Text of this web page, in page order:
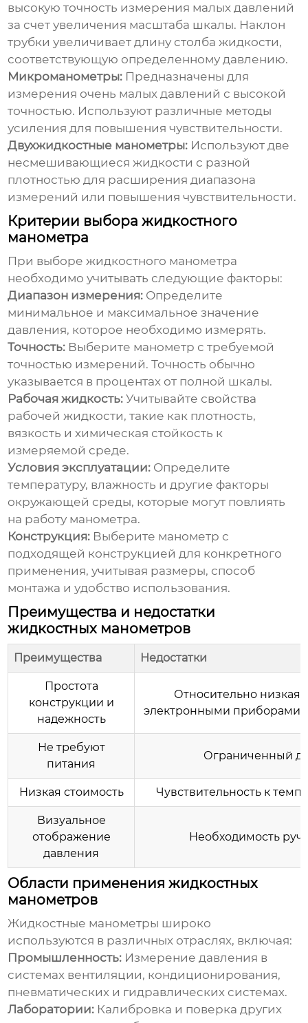
высокую точность измерения малых давлений
за счет увеличения масштаба шкалы. Наклон
трубки увеличивает длину столба жидкости,
соответствующую определенному давлению.
Микроманометры: Предназначены для
измерения очень малых давлений с высокой
точностью. Используют различные методы
усиления для повышения чувствительности.
Двухжидкостные манометры: Используют две
несмешивающиеся жидкости с разной
плотностью для расширения диапазона
измерений или повышения чувствительности.
Критерии выбора жидкостного
манометра
При выборежидкостного манометра
необходимо учитывать следующие факторы:
Диапазон измерения: Определите
минимальное и максимальное значение
давления, которое необходимо измерять.
Точность: Выберите манометр с требуемой
точностью измерений. Точность обычно
указывается в процентах от полной шкалы.
Рабочая жидкость: Учитывайте свойства
рабочей жидкости, такие как плотность,
вязкость и химическая стойкость к
измеряемой среде.
Условия эксплуатации: Определите
температуру, влажность и другие факторы
окружающей среды, которые могут повлиять
на работу манометра.
Конструкция: Выберите манометр с
подходящей конструкцией для конкретного
применения, учитывая размеры, способ
монтажа и удобство использования.
Преимущества и недостатки
жидкостных манометров
Преимущества Недостатки
Простота
конструкции и
надежность
Относительно низкая
электронными приборами
Не требуют
питания
Ограниченный
Низкая стоимость Чувствительность к
Визуальное
отображение
давления
Необходимость
Области применения жидкостных
манометров
Жидкостные манометры широко
используются в различных отраслях, включая:
Промышленность: Измерение давления в
системах вентиляции, кондиционирования,
пневматических и гидравлических системах.
Лаборатории: Калибровка и поверка других